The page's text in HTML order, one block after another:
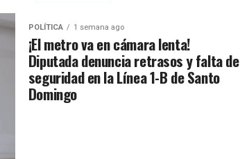
POLÍTICA 1 semana ago
¡El metro va en cámara lenta!
Diputada denuncia retrasos y falta de
seguridad en la Línea 1-B de Santo
Domingo